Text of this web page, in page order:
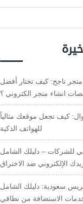
ناجح: كيف تختار أفضل
انشاء متجر الكتروني ؟
كيف تجعل موقعك مثالياً
للهواتف الذكية
للشركات – دليلك الشامل
الإلكتروني ضد الاختراق
سعودية: دليلك الشامل
الاستضافة من نطاقي